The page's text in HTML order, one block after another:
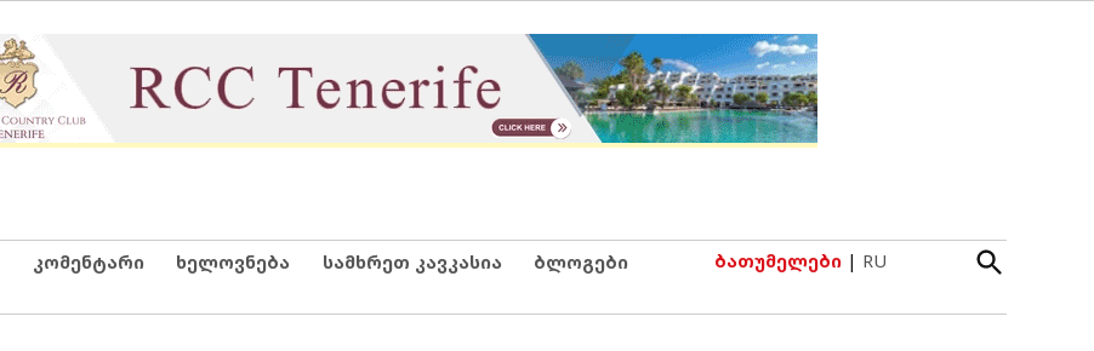
კომენტარი ხელოვნება სამხრეთ კავკასია ბლოგები ბათუმელები | RU
Open
Search